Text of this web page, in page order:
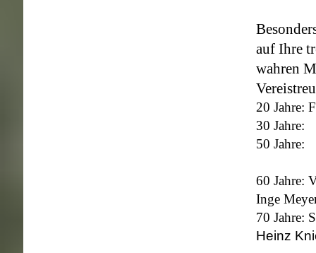
auf Ihre
wahren
20 Jahre:
30 Jahre:
50 Jahre:
60 Jahre:
Inge
70 Jahre:
Heinz